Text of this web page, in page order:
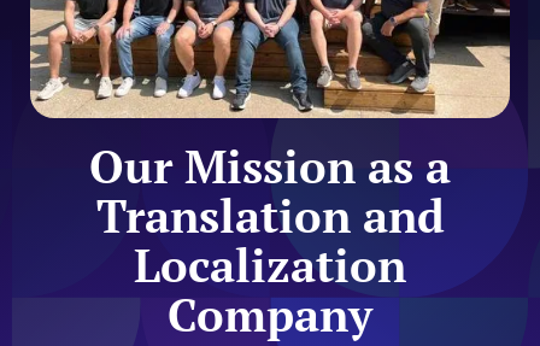
Our Mission as a
Translation and
Localization
Company